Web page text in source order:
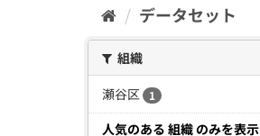
データセット
組織
瀬谷区
1
人気のある 組織 のみを表示